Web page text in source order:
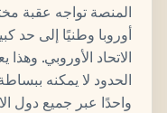
المنصة تواجه عقبة
أوروبا وطنيًا إلى
الاتحاد الأوروبي.
الحدود لا يمكنه
واحدًا عبر جميع دول